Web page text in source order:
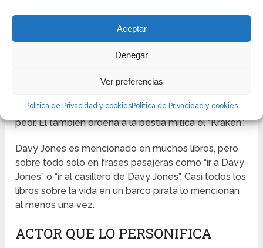
Aceptar
Denegar
Ver preferencias
Politica de Privacidad y cookiesPolitica de Privacidad y cookies
En Piratas del Caribe: El cofre del hombre
suponía que debía traer almas de barcos hundidos
de ir al más allá, Jones propone que los hombres
años y los convenza de que la vida futura es aún
peor. Él también ordena a la bestia mítica el “Kraken”.
Davy Jones es mencionado en muchos libros, pero
sobre todo solo en frases pasajeras como “ir a Davy
Jones” o “ir al casillero de Davy Jones”. Casi todos los
libros sobre la vida en un barco pirata lo mencionan
al menos una vez.
ACTOR QUE LO PERSONIFICA